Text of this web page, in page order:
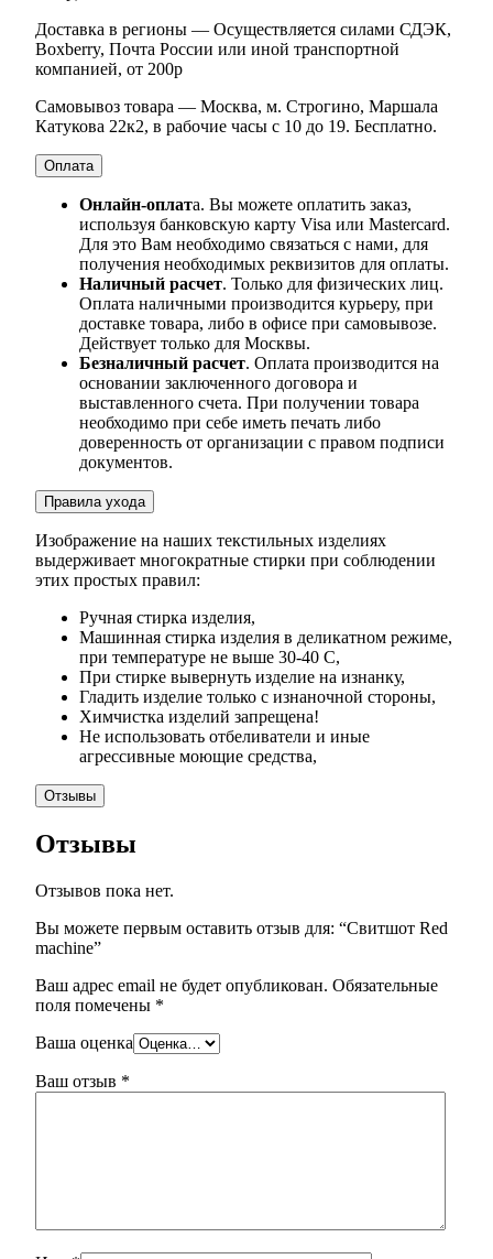
Доставка в регионы — Осуществляется силами СДЭК,
Boxberry, Почта России или иной транспортной
компанией, от 200р
Самовывоз товара — Москва, м. Строгино, Маршала
Катукова 22к2, в рабочие часы с 10 до 19. Бесплатно.
Оплата
Онлайн-оплата. Вы можете оплатить заказ,
используя банковскую карту Visa или Mastercard.
Для это Вам необходимо связаться с нами, для
получения необходимых реквизитов для оплаты.
Наличный расчет. Только для физических лиц.
Оплата наличными производится курьеру, при
доставке товара, либо в офисе при самовывозе.
Действует только для Москвы.
Безналичный расчет. Оплата производится на
основании заключенного договора и
выставленного счета. При получении товара
необходимо при себе иметь печать либо
доверенность от организации с правом подписи
документов.
Правила ухода
Изображение на наших текстильных изделиях
выдерживает многократные стирки при соблюдении
этих простых правил:
Ручная стирка изделия,
Машинная стирка изделия в деликатном режиме,
при температуре не выше 30-40 С,
При стирке вывернуть изделие на изнанку,
Гладить изделие только с изнаночной стороны,
Химчистка изделий запрещена!
Не использовать отбеливатели и иные
агрессивные моющие средства,
Отзывы
Отзывы
Отзывов пока нет.
Вы можете первым оставить отзыв для: “Свитшот Red
machine”
Ваш адрес email не будет опубликован. Обязательные
поля помечены *
Ваша оценка
Ваш отзыв *